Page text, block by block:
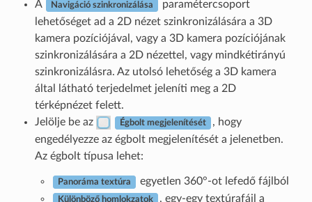
A Navigáció szinkronizálása
paramétercsoport
lehetőséget ad a 2D nézet szinkronizálására a 3D
kamera pozíciójával, vagy a 3D kamera pozíciójának
szinkronizálására a 2D nézettel, vagy mindkétirányú
szinkronizálásra. Az utolsó lehetőség a 3D kamera
által látható terjedelmet jeleníti meg a 2D
térképnézet felett.
Jelölje be az
Égbolt megjelenítését
, hogy
engedélyezze az égbolt megjelenítését a jelenetben.
Az égbolt típusa lehet:
Panoráma textúra egyetlen 360°-ot lefedő fájlból
Különböző homlokzatok , egy-egy textúrafájl a